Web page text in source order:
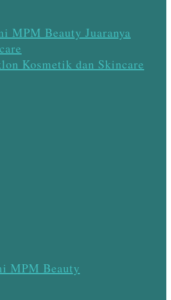
MPM Beauty Juaranya
Kosmetik dan Skincare
MPM Beauty